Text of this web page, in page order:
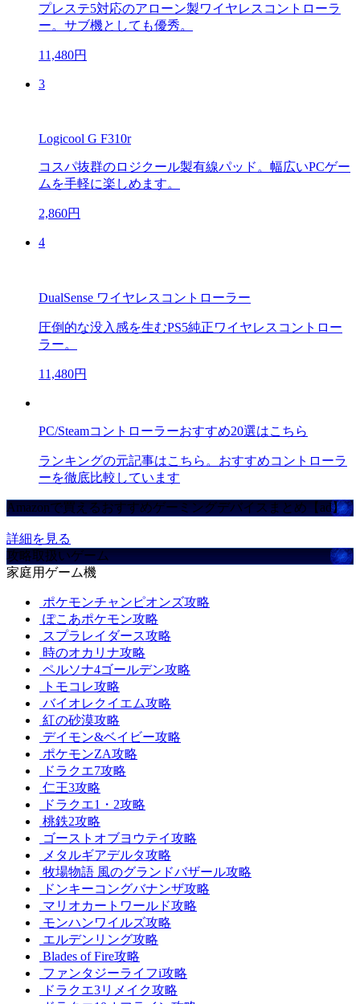
プレステ5対応のアローン製ワイヤレスコントローラ
ー。サブ機としても優秀。
11,480円
3
Logicool G F310r
コスパ抜群のロジクール製有線パッド。幅広いPCゲー
ムを手軽に楽しめます。
2,860円
4
DualSense ワイヤレスコントローラー
圧倒的な没入感を生むPS5純正ワイヤレスコントロー
ラー。
11,480円
PC/Steamコントローラーおすすめ20選はこちら
ランキングの元記事はこちら。おすすめコントローラ
ーを徹底比較しています
Amazonで買えるおすすめゲーミングデバイスまとめ【ad】
詳細を見る
攻略取扱いゲーム
家庭用ゲーム機
ポケモンチャンピオンズ攻略
ぽこあポケモン攻略
スプラレイダース攻略
時のオカリナ攻略
ペルソナ4ゴールデン攻略
トモコレ攻略
バイオレクイエム攻略
紅の砂漠攻略
デイモン&ベイビー攻略
ポケモンZA攻略
ドラクエ7攻略
仁王3攻略
ドラクエ1・2攻略
桃鉄2攻略
ゴーストオブヨウテイ攻略
メタルギアデルタ攻略
牧場物語 風のグランドバザール攻略
ドンキーコングバナンザ攻略
マリオカートワールド攻略
モンハンワイルズ攻略
エルデンリング攻略
Blades of Fire攻略
ファンタジーライフi攻略
ドラクエ3リメイク攻略